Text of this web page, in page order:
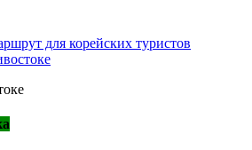
для корейских туристов